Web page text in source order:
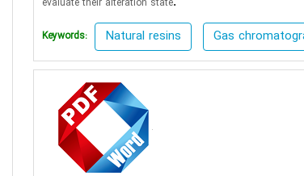
evaluate their alteration state
Keywords: Natural resins Gas